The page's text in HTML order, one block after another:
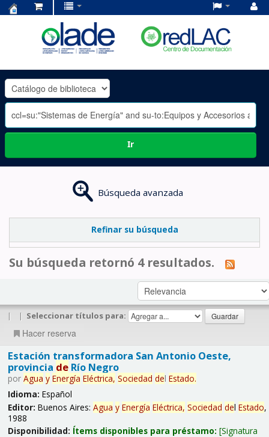
OLADE
-
Ir
Búsqueda avanzada
Refinar su búsqueda
Su búsqueda retornó 4 resultados.
| | Seleccionar títulos para:
Hacer reserva
Estación transformadora San Antonio Oeste,
provincia deRío Negro
por Agua y Energía Eléctrica, Sociedad del Estado.
Idioma: Español
Editor: Buenos Aires: Agua y Energía Eléctrica, Sociedad del Estado,
1988
Disponibilidad: Ítems disponibles para préstamo: Signatura